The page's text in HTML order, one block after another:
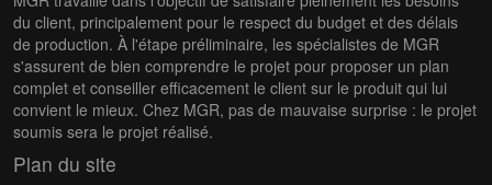
du client, principalement pour le respect du budget et des délais
de production. À l'étape préliminaire, les spécialistes de MGR
s'assurent de bien comprendre le projet pour proposer un plan
complet et conseiller efficacement le client sur le produit qui lui
convient le mieux. Chez MGR, pas de mauvaise surprise : le projet
soumis sera le projet réalisé.
Plan du site